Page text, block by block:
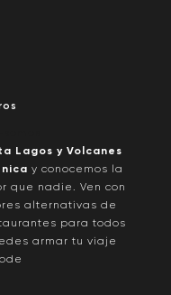
Lagos y Volcanes
y conocemos la
que nadie. Ven con
alternativas de
para todos
armar tu viaje